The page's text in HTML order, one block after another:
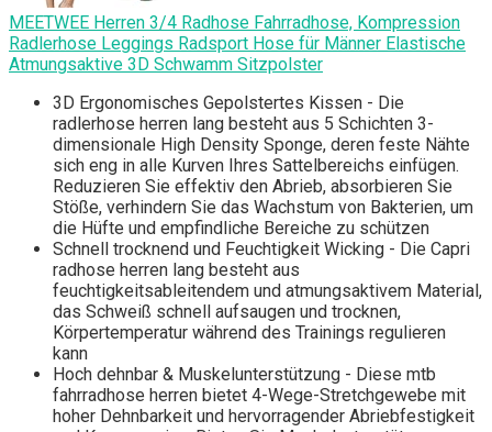
MEETWEE Herren 3/4 Radhose Fahrradhose, Kompression
Radlerhose Leggings Radsport Hose für Männer Elastische
Atmungsaktive 3D Schwamm Sitzpolster
3D Ergonomisches Gepolstertes Kissen - Die
radlerhose herren lang besteht aus 5 Schichten 3-
dimensionale High Density Sponge, deren feste Nähte
sich eng in alle Kurven Ihres Sattelbereichs einfügen.
Reduzieren Sie effektiv den Abrieb, absorbieren Sie
Stöße, verhindern Sie das Wachstum von Bakterien, um
die Hüfte und empfindliche Bereiche zu schützen
Schnell trocknend und Feuchtigkeit Wicking - Die Capri
radhose herren lang besteht aus
feuchtigkeitsableitendem und atmungsaktivem Material,
das Schweiß schnell aufsaugen und trocknen,
Körpertemperatur während des Trainings regulieren
kann
Hoch dehnbar & Muskelunterstützung - Diese mtb
fahrradhose herren bietet 4-Wege-Stretchgewebe mit
hoher Dehnbarkeit und hervorragender Abriebfestigkeit